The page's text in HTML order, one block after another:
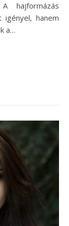
hajformázás
igényel, hanem
a…